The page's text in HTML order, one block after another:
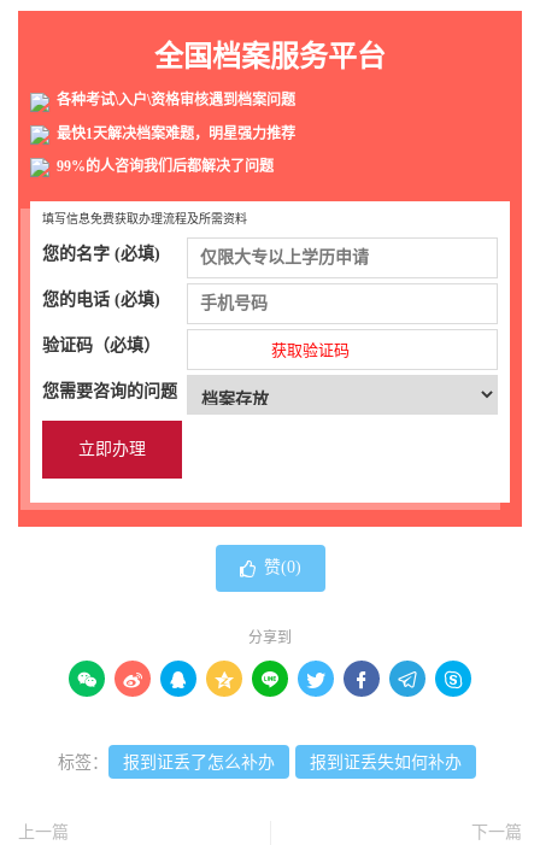
全国档案服务平台
各种考试\入户\资格审核遇到档案问题
最快1天解决档案难题，明星强力推荐
99%的人咨询我们后都解决了问题
填写信息免费获取办理流程及所需资料
您的名字 (必填)
您的电话 (必填)
验证码（必填） 获取验证码
您需要咨询的问题
赞(0)
分享到
        
标签： 报到证丢了怎么补办 报到证丢失如何补办
上一篇
下一篇